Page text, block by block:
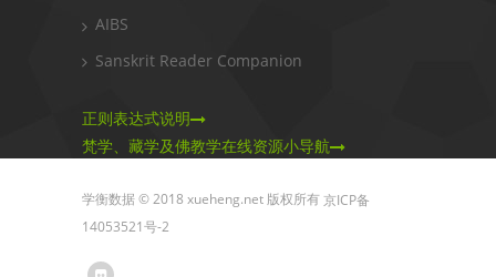
AIBS
Sanskrit Reader Companion
正则表达式说明
梵学、藏学及佛教学在线资源小导航
学衡数据 © 2018 xueheng.net 版权所有京ICP备
14053521号-2